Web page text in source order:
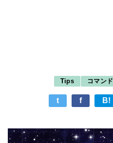
Tips コマンド
t f B!